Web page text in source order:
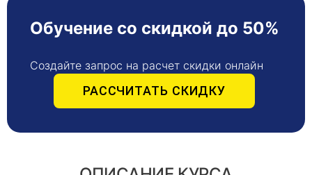
Обучение со скидкой до 50%
Создайте запрос на расчет скидки онлайн
РАССЧИТАТЬ СКИДКУ